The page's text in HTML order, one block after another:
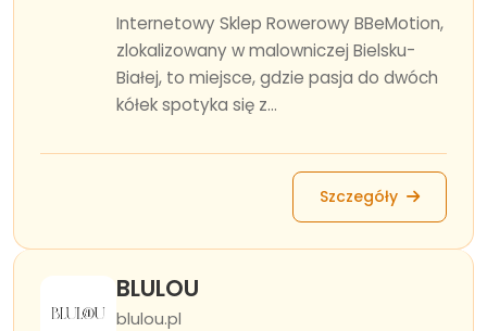
Internetowy Sklep Rowerowy BBeMotion,
zlokalizowany w malowniczej Bielsku-
Białej, to miejsce, gdzie pasja do dwóch
kółek spotyka się z...
Szczegóły
BLULOU
blulou.pl